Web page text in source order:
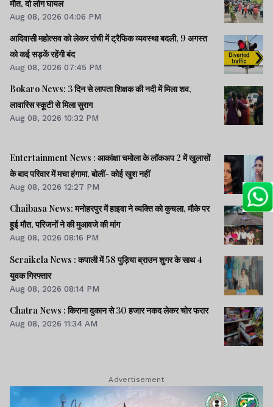
मौत, दो लोग घायल
Aug 08, 2026 04:06 PM
आदिवासी महोत्सव को लेकर रांची में ट्रैफिक व्यवस्था बदली, 9 अगस्त
को कई सड़कें रहेंगी बंद
Aug 08, 2026 07:45 PM
Bokaro News: 3 दिन से लापता शिक्षक की नदी में मिला शव,
लावारिस स्कूटी से मिला सुराग
Aug 08, 2026 10:32 PM
Entertainment News : आकांक्षा चमोला के लॉकअप 2 में खुलासों
के बाद परिवार में मचा हंगामा, बोलीं- कोई खुश नहीं
Aug 08, 2026 12:27 PM
Chaibasa News: मनोहरपुर में हाइवा ने व्यक्ति को कुचला, मौके पर
हुई मौत, परिजनों ने की मुआवजे की मांग
Aug 08, 2026 08:16 PM
Seraikela News : कपाली में 58 पुड़िया ब्राउन शुगर के साथ 4
युवक गिरफ्तार
Aug 08, 2026 08:14 PM
Chatra News : किराना दुकान से 30 हजार नकद लेकर चोर फरार
Aug 08, 2026 11:34 AM
Advertisement